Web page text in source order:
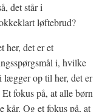
det står i
løftebrud?
her, det er et
i, hvilke
lægger op til her, det er
fokus på, at alle børn
kår. Og et fokus på, at